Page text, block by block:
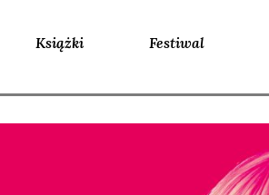
Książki Festiwal